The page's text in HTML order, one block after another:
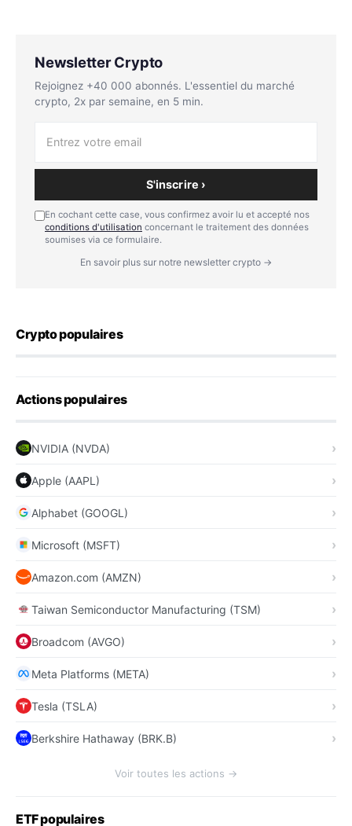
Newsletter Crypto
Rejoignez +40 000 abonnés. L'essentiel du marché
crypto, 2x par semaine, en 5 min.
S'inscrire ›
En cochant cette case, vous confirmez avoir lu et accepté nos
conditions d'utilisation concernant le traitement des données
soumises via ce formulaire.
En savoir plus sur notre newsletter crypto →
Crypto populaires
Actions populaires
NVIDIA (NVDA)
Apple (AAPL)
Alphabet (GOOGL)
Microsoft (MSFT)
Amazon.com (AMZN)
Taiwan Semiconductor Manufacturing (TSM)
Broadcom (AVGO)
Meta Platforms (META)
Tesla (TSLA)
Berkshire Hathaway (BRK.B)
Voir toutes les actions →
ETF populaires